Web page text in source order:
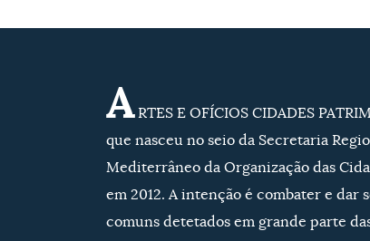
ARTES E OFÍCIOS CIDADES
que nasceu no seio da Secretaria
Mediterrâneo da Organização das
em 2012. A intenção é combater e dar
comuns detetados em grande parte